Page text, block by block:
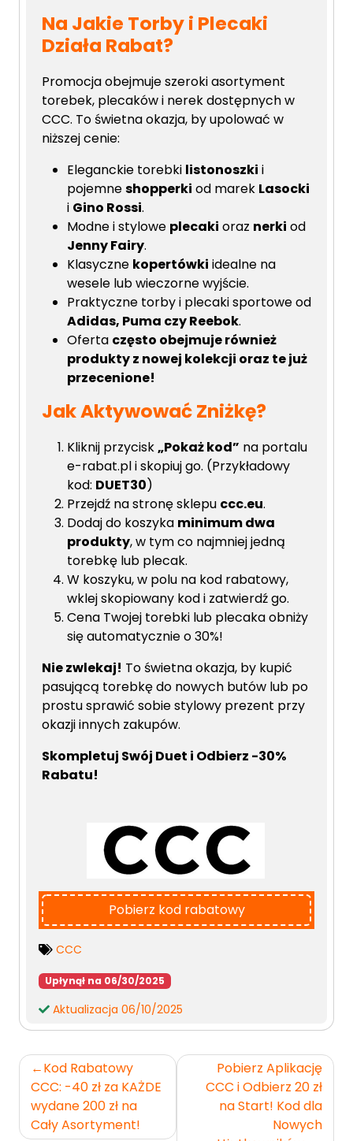
Na Jakie Torby i Plecaki
Działa Rabat?
Promocja obejmuje szeroki asortyment
torebek, plecaków i nerek dostępnych w
CCC. To świetna okazja, by upolować w
niższej cenie:
Eleganckie torebki listonoszki i
pojemneshopperki od marek Lasocki
i Gino Rossi.
Modne i stylowe plecaki oraz nerki od
Jenny Fairy.
Klasyczne kopertówki idealne na
wesele lub wieczorne wyjście.
Praktyczne torby i plecaki sportowe od
Adidas, Puma czy Reebok.
Oferta często obejmuje również
produkty z nowej kolekcji oraz te już
przecenione!
Jak Aktywować Zniżkę?
Kliknij przycisk„Pokaż kod” na portalu
e-rabat.pl i skopiuj go. (Przykładowy
kod: DUET30)
Przejdź na stronę sklepu ccc.eu.
Dodaj do koszyka minimum dwa
produkty, w tym co najmniej jedną
torebkę lub plecak.
W koszyku, w polu na kod rabatowy,
wklej skopiowany kod i zatwierdź go.
Cena Twojej torebki lub plecaka obniży
się automatycznie o 30%!
Nie zwlekaj! To świetna okazja, by kupić
pasującą torebkę do nowych butów lub po
prostu sprawić sobie stylowy prezent przy
okazji innych zakupów.
Skompletuj Swój Duet i Odbierz -30%
Rabatu!
Pobierz kod rabatowy
CCC
Upłynął na 06/30/2025
Aktualizacja 06/10/2025
Nawigacja
wpisu
Kod Rabatowy
CCC: -40 zł za KAŻDE
wydane 200 zł na
Cały Asortyment!
Pobierz Aplikację
CCC i Odbierz 20 zł
na Start! Kod dla
Nowych